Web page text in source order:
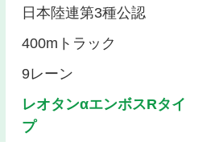
日本陸連第3種公認
400mトラック
9レーン
レオタンαエンボスRタイ
プ